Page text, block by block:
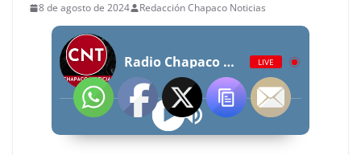
8 de agosto de 2024 Redacción Chapaco Noticias
Radio Chapaco Noticias Las 24 horas en vivo LIVE